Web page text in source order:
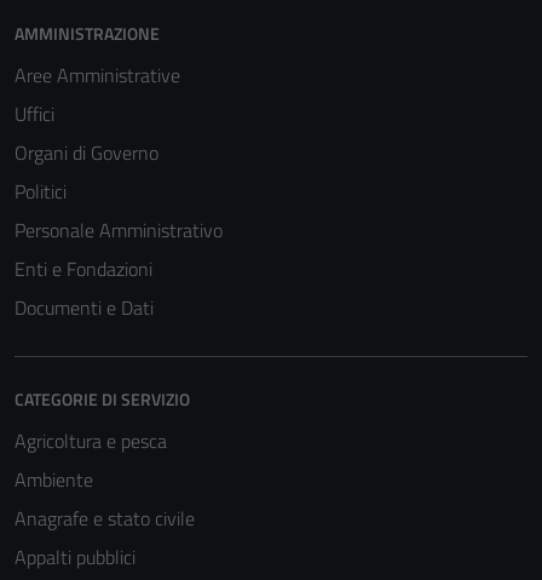
AMMINISTRAZIONE
Aree Amministrative
Uffici
Organi di Governo
Politici
Personale Amministrativo
Enti e Fondazioni
Documenti e Dati
CATEGORIE DI SERVIZIO
Agricoltura e pesca
Ambiente
Anagrafe e stato civile
Appalti pubblici